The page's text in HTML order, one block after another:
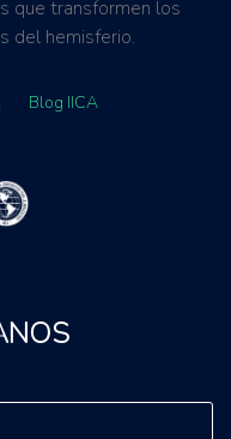
que transformen los
del hemisferio.
Blog IICA